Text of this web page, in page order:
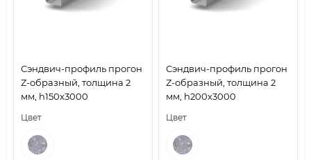
Сэндвич-профиль прогон
Z-образный, толщина 2
мм, h150х3000
Цвет
Сэндвич-профиль прогон
Z-образный, толщина 2
мм, h200х3000
Цвет